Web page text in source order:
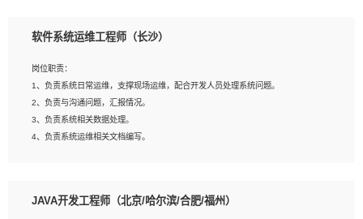
1、3年以上运营或解决方案的工作经验。
征，可独立提出完整的优化方案,并推动方案执行达成结果；熟练使用PPT、
WORD、EXCEL等办公软件；
3、深入理解公司各项AI产品和技术信息；具有较强的文档编写能力，能独立撰写
PPT、方案建议书等，面试时需携带个人制作的专业PPT文件进行展示。
软件系统运维工程师（长沙）
岗位职责：
1、负责系统日常运维，支撑现场运维，配合开发人员处理系统问题。
2、负责与沟通问题，汇报情况。
3、负责系统相关数据处理。
4、负责系统运维相关文档编写。
岗位要求：
JAVA开发工程师（北京/哈尔滨/合肥/福州）